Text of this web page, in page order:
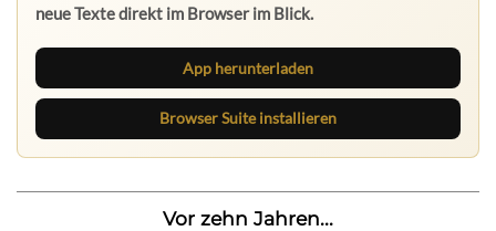
neue Texte direkt im Browser im Blick.
App herunterladen
Browser Suite installieren
Vor zehn Jahren...